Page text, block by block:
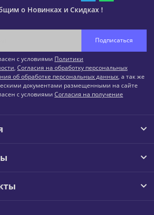
о Новинках и Скидках !
Подписаться
с условиями Политики
, Согласия на обработку персональных
об обработке персональных данных, а так же
документами размещенными на сайте
с условиями Согласия на получение